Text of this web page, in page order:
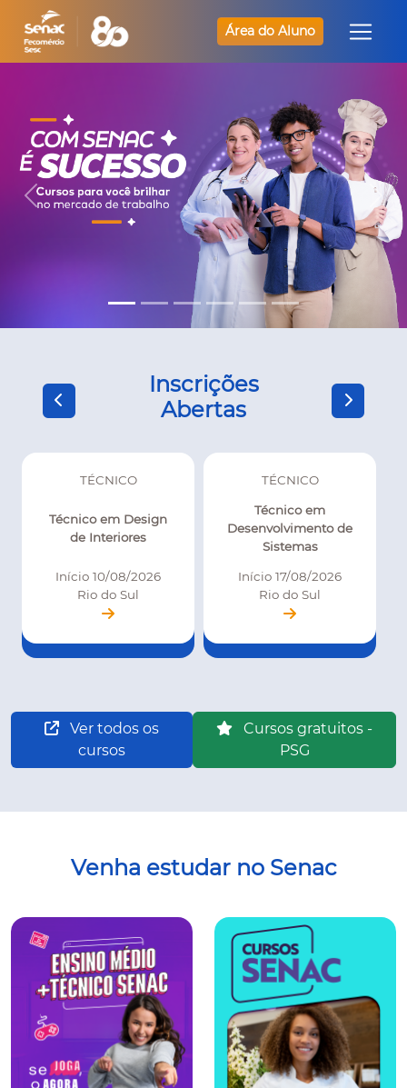
Área do Aluno
Inscrições
Abertas
TÉCNICO
Técnico em Design
de Interiores
Início 10/08/2026
Rio do Sul
TÉCNICO
Técnico em
Desenvolvimento de
Sistemas
Início 17/08/2026
Rio do Sul
Ver todos os
cursos
Cursos gratuitos -
PSG
Venha estudar no Senac